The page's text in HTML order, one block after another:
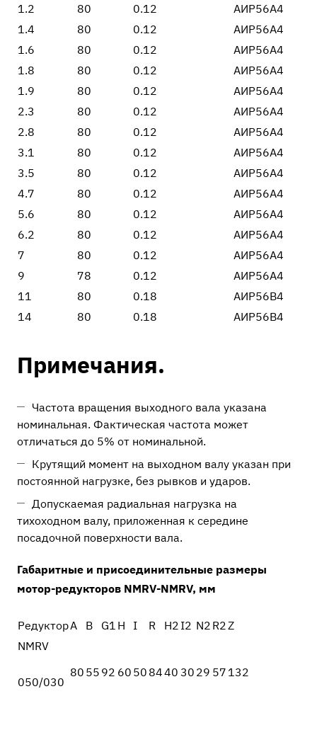
1.2 80 0.12
АИР56А4
1.4
80 0.12
АИР56А4
1.6
80 0.12
АИР56А4
1.8
80 0.12
АИР56А4
1.9
80 0.12
АИР56А4
2.3
80 0.12
АИР56А4
2.8
80 0.12
АИР56А4
3.1
80 0.12
АИР56А4
3.5
80 0.12
АИР56А4
4.7
80 0.12
АИР56А4
5.6
80 0.12
АИР56А4
6.2
80 0.12
АИР56А4
7
80 0.12
АИР56А4
9
78 0.12
АИР56А4
11
80 0.18
АИР56В4
14
80 0.18 АИР56В4
Примечания.
Частота вращения выходного вала указана
номинальная. Фактическая частота может
отличаться до 5% от номинальной.
Крутящий момент на выходном валу указан при
постоянной нагрузке, без рывков и ударов.
Допускаемая радиальная нагрузка на
тихоходном валу, приложенная к середине
посадочной поверхности вала.
Габаритные и присоединительные размеры
мотор-редукторов NMRV-NMRV, мм
РедукторA В G1 H I R H2 I2 N2 R2Z
NMRV
050/030
80 55 92 60 50 8440 30 29 57 132